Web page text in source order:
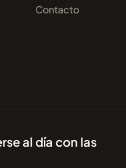
Contacto
al día con las